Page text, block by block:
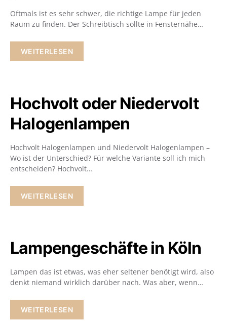
Oftmals ist es sehr schwer, die richtige Lampe für jeden
Raum zu finden. Der Schreibtisch sollte in Fensternähe…
WEITERLESEN
Hochvolt oder Niedervolt
Halogenlampen
Hochvolt Halogenlampen und Niedervolt Halogenlampen –
Wo ist der Unterschied? Für welche Variante soll ich mich
entscheiden? Hochvolt…
WEITERLESEN
Lampengeschäfte in Köln
Lampen das ist etwas, was eher seltener benötigt wird, also
denkt niemand wirklich darüber nach. Was aber, wenn…
WEITERLESEN